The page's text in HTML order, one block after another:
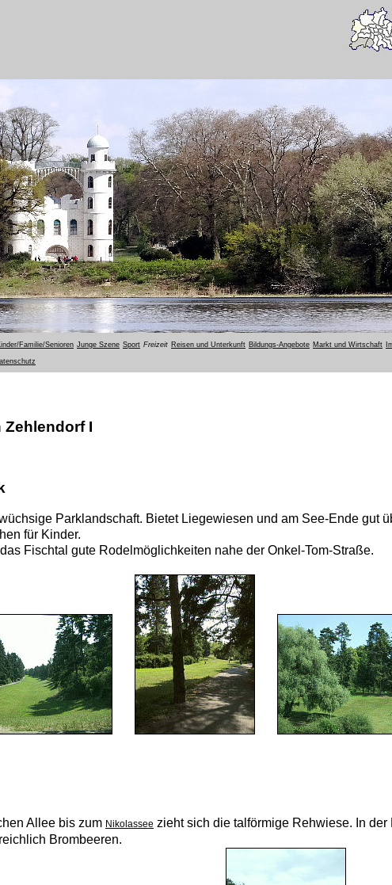
Familie/Senioren Junge Szene Sport Freizeit Reisen und Unterkunft Bildungs-Angebote Markt und Wirtschaft
Zehlendorf I
Parklandschaft. Bietet Liegewiesen und am See-Ende gut
für Kinder.
das Fischtal gute Rodelmöglichkeiten nahe der Onkel-Tom-Straße.
Allee bis zum Nikolassee zieht sich die talförmige Rehwiese. In der
Brombeeren.